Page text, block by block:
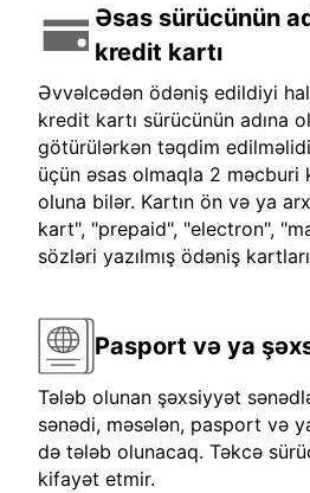
Əsas sürücünün
kredit kartı
Əvvəlcədən ödəniş edildiyi
kredit kartı sürücünün adına
götürülərkən təqdim
üçün əsas olmaqla 2 məcburi
oluna bilər. Kartın ön və ya
kart", "prepaid", "electron",
sözləri yazılmış ödəniş
Pasport və ya
Tələb olunan şəxsiyyət
sənədi, məsələn, pasport və
də tələb olunacaq. Təkcə
kifayət etmir.